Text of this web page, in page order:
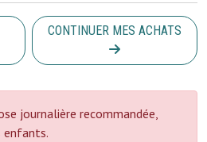
CONTINUER MES ACHATS
journalière recommandée,
enfants.